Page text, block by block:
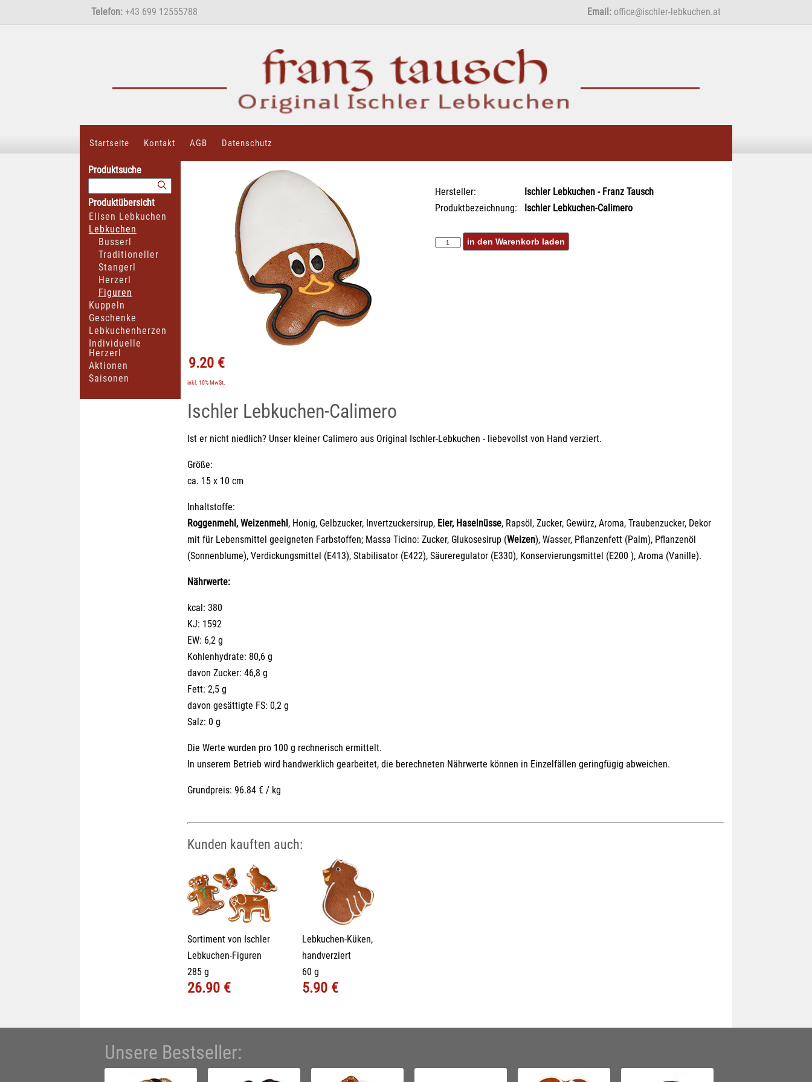
Telefon: +43 699 12555788 Email: office@ischler-lebkuchen.at
Startseite Kontakt AGB Datenschutz
Produktsuche
Produktübersicht
Elisen Lebkuchen
Lebkuchen
Busserl
Traditioneller
Stangerl
Herzerl
Figuren
Kuppeln
Geschenke
Lebkuchenherzen
Individuelle
Herzerl
Aktionen
Saisonen
9.20 €
inkl. 10% MwSt.
Hersteller:
Ischler Lebkuchen - Franz Tausch
Produktbezeichnung:
Ischler Lebkuchen-Calimero
Ischler Lebkuchen-Calimero
Ist er nicht niedlich? Unser kleiner Calimero aus Original Ischler-Lebkuchen - liebevollst von Hand verziert.
Größe:
ca. 15 x 10 cm
Inhaltstoffe:
Roggenmehl, Weizenmehl, Honig, Gelbzucker, Invertzuckersirup, Eier, Haselnüsse, Rapsöl, Zucker, Gewürz, Aroma, Traubenzucker, Dekor
mit für Lebensmittel geeigneten Farbstoffen; Massa Ticino: Zucker, Glukosesirup (Weizen), Wasser, Pflanzenfett (Palm), Pflanzenöl
(Sonnenblume), Verdickungsmittel (E413), Stabilisator (E422), Säureregulator (E330), Konservierungsmittel (E200 ), Aroma (Vanille).
Nährwerte:
kcal: 380
KJ: 1592
EW: 6,2 g
Kohlenhydrate: 80,6 g
davon Zucker: 46,8 g
Fett: 2,5 g
davon gesättigte FS: 0,2 g
Salz: 0 g
Die Werte wurden pro 100 g rechnerisch ermittelt.
In unserem Betrieb wird handwerklich gearbeitet, die berechneten Nährwerte können in Einzelfällen geringfügig abweichen.
Grundpreis: 96.84 € / kg
Kunden kauften auch:
Sortiment von Ischler
Lebkuchen-Figuren
285 g
26.90 €
Lebkuchen-Küken,
handverziert
60 g
5.90 €
Unsere Bestseller: